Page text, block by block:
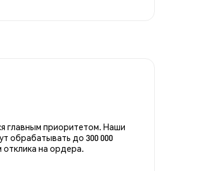
главным приоритетом. Наши
обрабатывать до 300 000
отклика на ордера.